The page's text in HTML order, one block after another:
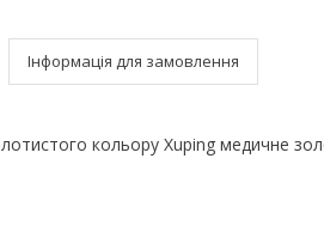
Інформація для замовлення
кольору Xuping медичне